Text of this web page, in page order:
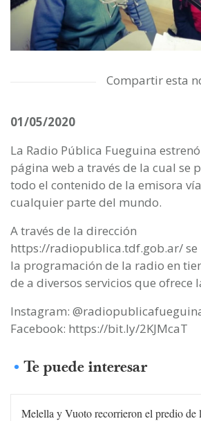
Compartir esta
01/05/2020
La Radio Pública Fueguina
página web a través de la cual se
todo el contenido de la emisora
cualquier parte del mundo.
A través de la dirección
https://radiopublica.tdf.gob.ar/ se
la programación de la radio en
de a diversos servicios que ofrece
Instagram:
Facebook: https://bit.ly/2KJMcaT
Te puede interesar
Melella y Vuoto recorrieron el predio de